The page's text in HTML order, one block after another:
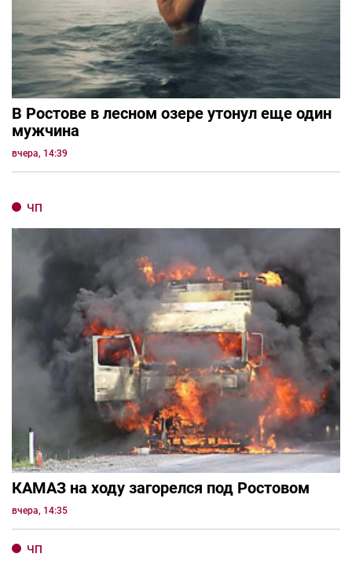
В Ростове в лесном озере утонул еще один
мужчина
вчера, 14:39
ЧП
КАМАЗ на ходу загорелся под Ростовом
вчера, 14:35
ЧП